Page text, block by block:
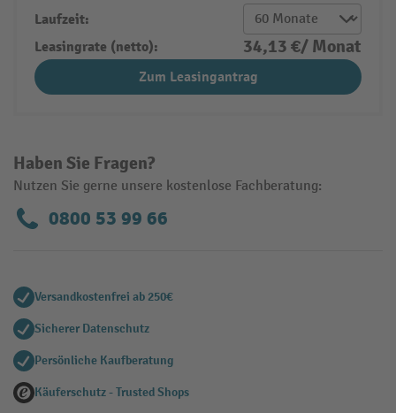
Haben Sie Fragen?
Nutzen Sie gerne unsere kostenlose Fachberatung:
0800 53 99 66
Laufzeit:
Leasingrate (netto):
34,13 €/ Monat
Zum Leasingantrag
Versandkostenfrei ab 250€
Sicherer Datenschutz
Persönliche Kaufberatung
Käuferschutz - Trusted Shops